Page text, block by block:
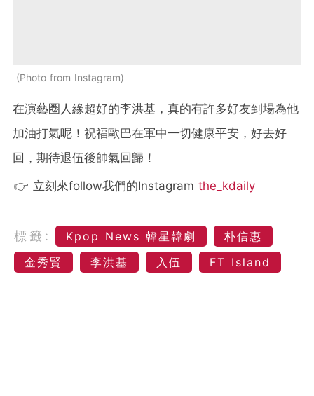
Photo from Instagram
在演藝圈人緣超好的李洪基，真的有許多好友到場為他
加油打氣呢！祝福歐巴在軍中一切健康平安，好去好
回，期待退伍後帥氣回歸！
👉 立刻來follow我們的Instagram the_kdaily
標籤: Kpop News 韓星韓劇
朴信惠
金秀賢
李洪基 入伍 FT Island